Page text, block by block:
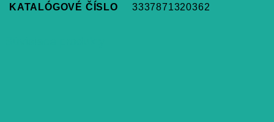
KATALÓGOVÉ ČÍSLO 3337871320362